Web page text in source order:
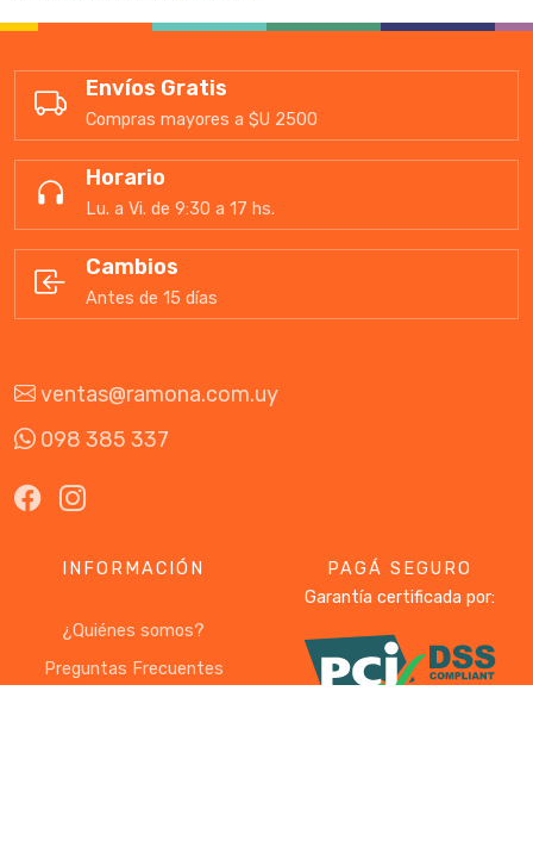
Envíos Gratis
Compras mayores a $U 2500
Horario
Lu. a Vi. de 9:30 a 17 hs.
Cambios
Antes de 15 días
ventas@ramona.com.uy
098 385 337
INFORMACIÓN
¿Quiénes somos?
Preguntas Frecuentes
PAGÁ SEGURO
Garantía certificada por: